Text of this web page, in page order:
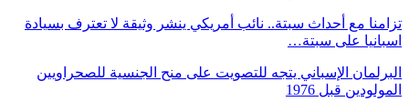
تزامنا مع أحداث سبتة.. نائب أمريكي ينشر وثيقة لا تعترف بسيادة
اسبانيا على سبتة…
البرلمان الإسباني يتجه للتصويت على منح الجنسية للصحراويين
المولودين قبل 1976